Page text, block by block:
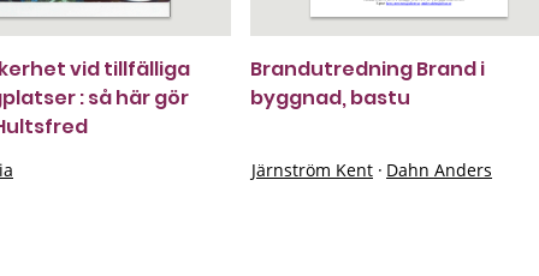
vid tillfälliga
: så här gör
Brandutredning Brand i
byggnad, bastu
Järnström Kent · Dahn Anders